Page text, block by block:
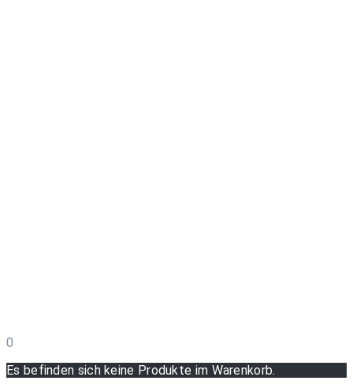
0
Es befinden sich keine Produkte im Warenkorb.